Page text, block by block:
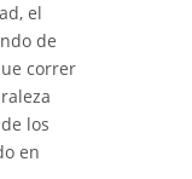
el
de
correr
los
en